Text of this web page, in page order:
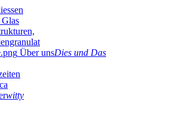
Glas
Über unsDies und Das
witty